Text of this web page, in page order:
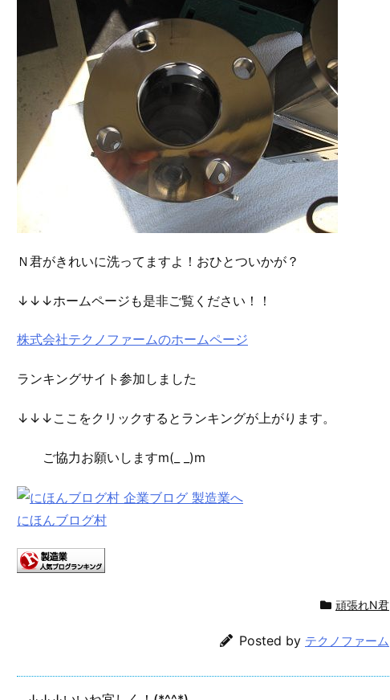
Ｎ君がきれいに洗ってますよ！おひとついかが？
↓↓↓ホームページも是非ご覧ください！！
株式会社テクノファームのホームページ
ランキングサイト参加しました
↓↓↓ここをクリックするとランキングが上がります。
ご協力お願いしますm(_ _)m
にほんブログ村
頑張れN君
Posted by テクノファーム